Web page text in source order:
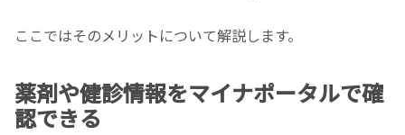
ここではそのメリットについて解説します。
薬剤や健診情報をマイナポータルで確
認できる